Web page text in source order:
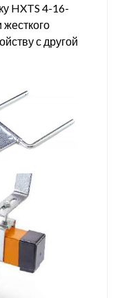
HXTS 4-16-
жесткого
с другой